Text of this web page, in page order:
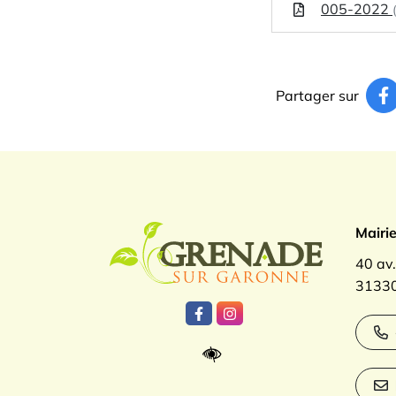
005-2022
Partager sur
Logo
Lien vers le compte Facebook
Lien vers le compte
40